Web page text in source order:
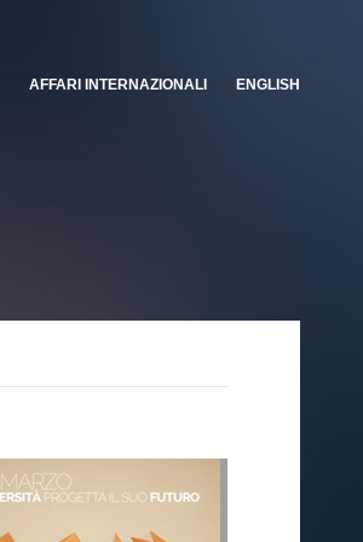
AFFARI INTERNAZIONALI ENGLISH